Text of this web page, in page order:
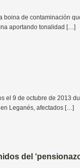
boina de contaminación
aportando tonalidad […]
el 9 de octubre de 2013
Leganés, afectados […]
del